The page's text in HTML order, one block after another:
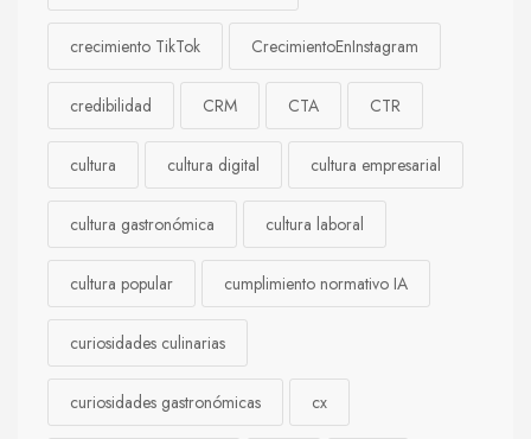
crecimiento TikTok CrecimientoEnInstagram
credibilidad CRM CTA CTR
cultura cultura digital cultura empresarial
cultura gastronómica cultura laboral
cultura popular cumplimiento normativo IA
curiosidades culinarias
curiosidades gastronómicas cx